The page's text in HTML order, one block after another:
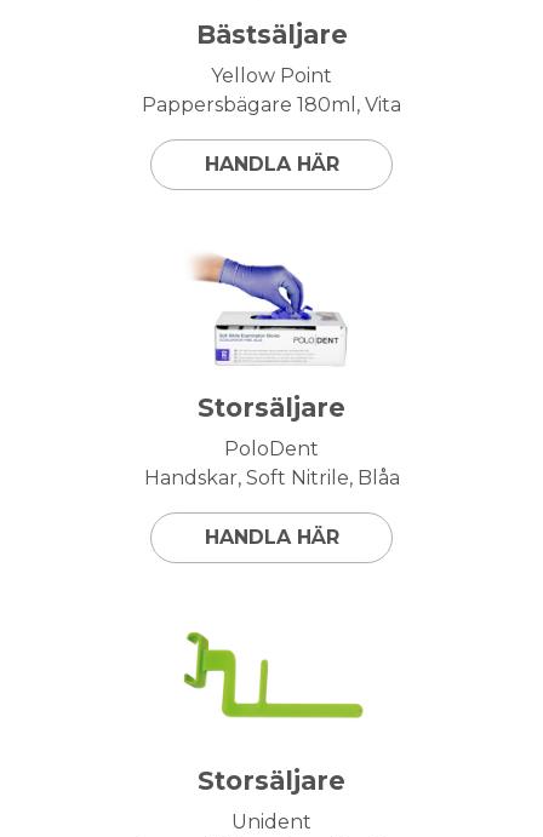
Bästsäljare
Yellow Point
Pappersbägare 180ml, Vita
HANDLA HÄR
Storsäljare
PoloDent
Handskar, Soft Nitrile, Blåa
HANDLA HÄR
Storsäljare
Unident